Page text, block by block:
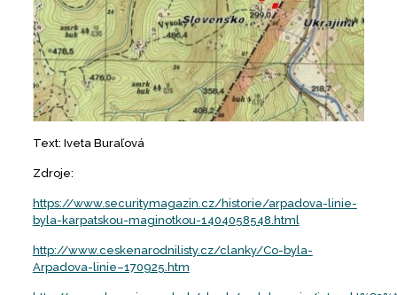
Text: Iveta Buraľová
Zdroje:
https://www.securitymagazin.cz/historie/arpadova-linie-
byla-karpatskou-maginotkou-1404058548.html
http://www.ceskenarodnilisty.cz/clanky/Co-byla-
Arpadova-linie–170925.htm